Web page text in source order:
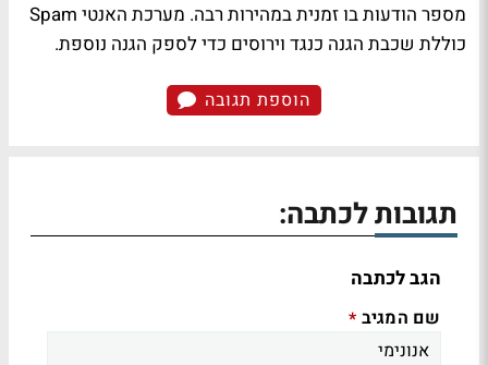
מספר הודעות בו זמנית במהירות רבה. מערכת האנטי Spam
כוללת שכבת הגנה כנגד וירוסים כדי לספק הגנה נוספת.
הוספת תגובה
תגובות לכתבה:
הגב לכתבה
שם המגיב *